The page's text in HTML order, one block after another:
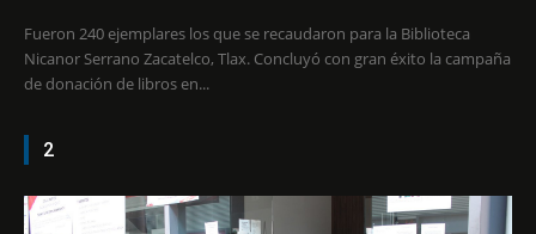
Fueron 240 ejemplares los que se recaudaron para la Biblioteca
Nicanor Serrano Zacatelco, Tlax. Concluyó con gran éxito la campaña
de donación de libros en...
2